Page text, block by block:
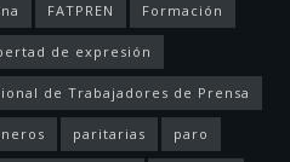
FATPREN Formación
de expresión
de Trabajadores de Prensa
paritarias paro